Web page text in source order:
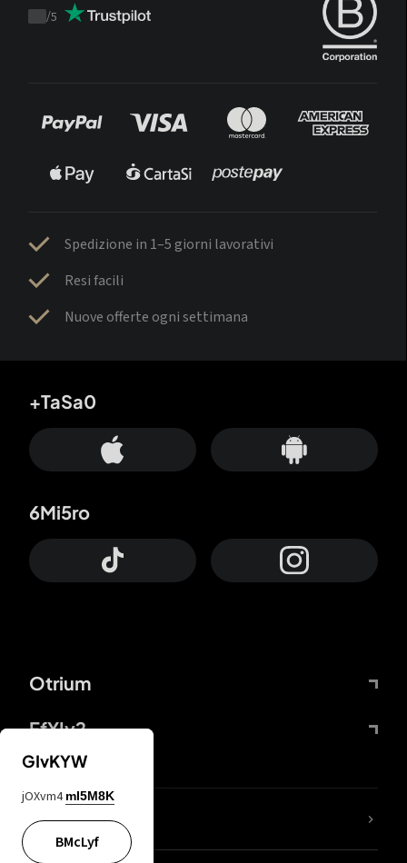
Trustpilot
/5
Spedizione in 1–5 giorni lavorativi
Resi facili
Nuove offerte ogni settimana
Otrium
FfYIy2
+TaSa0
6Mi5ro
Lj7sBL
GIvKYW
jOXvm4 mI5M8K
BMcLyf